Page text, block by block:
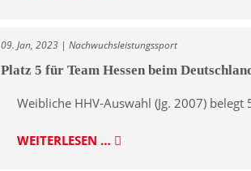
09. Jan, 2023 | Nachwuchsleistungssport
Platz 5 für Team Hessen beim
Weibliche HHV-Auswahl (Jg. 2007)
WEITERLESEN …